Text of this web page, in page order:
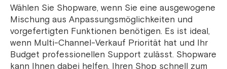
Wählen Sie Shopware, wenn Sie eine ausgewogene
Mischung aus Anpassungsmöglichkeiten und
vorgefertigten Funktionen benötigen. Es ist ideal,
wenn Multi-Channel-Verkauf Priorität hat und Ihr
Budget professionellen Support zulässt. Shopware
kann Ihnen dabei helfen, Ihren Shop schnell zum